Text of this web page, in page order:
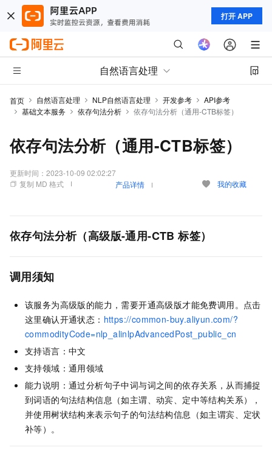
打开 APP
自然语言处理
首页 自然语言处理 NLP自然语言处理 开发参考
API参考
基础文本服务
依存句法分析 依存句法分析（通用-CTB标签）
依存句法分析（通用-CTB标签）
更新时间： 2023-10-09 02:02:27
复制 MD 格式
产品详情 我的收藏
依存句法分析（高级版-通用-CTB 标签）
调用须知
该服务为高级版的能力，需要开通高级版才能免费调用。点击
这里确认开通状态： https://common-buy.aliyun.com/?
commodityCode=nlp_alinlpAdvancedPost_public_cn
支持语言：中文
支持领域：通用领域
能力说明：通过分析句子中词与词之间的依存关系，从而捕捉
到词语的句法结构信息（如主谓、动宾、定中等结构关系），
并使用树状结构来表示句子的句法结构信息（如主谓宾、定状
补等）。